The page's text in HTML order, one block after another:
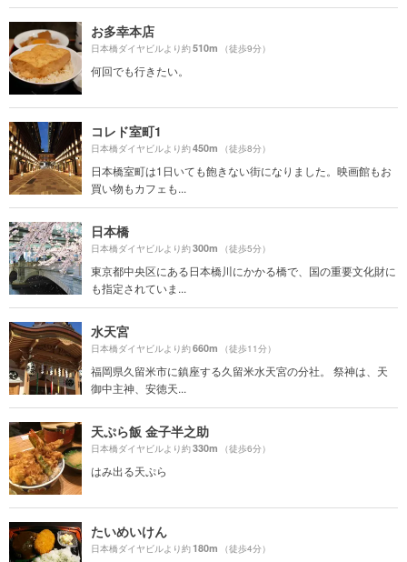
お多幸本店
日本橋ダイヤビルより約510m （徒歩9分）
何回でも行きたい。
コレド室町1
日本橋ダイヤビルより約450m （徒歩8分）
日本橋室町は1日いても飽きない街になりました。映画館もお
買い物もカフェも...
日本橋
日本橋ダイヤビルより約300m （徒歩5分）
東京都中央区にある日本橋川にかかる橋で、国の重要文化財に
も指定されていま...
水天宮
日本橋ダイヤビルより約660m （徒歩11分）
福岡県久留米市に鎮座する久留米水天宮の分社。 祭神は、天
御中主神、安徳天...
天ぷら飯 金子半之助
日本橋ダイヤビルより約330m （徒歩6分）
はみ出る天ぷら
たいめいけん
日本橋ダイヤビルより約180m （徒歩4分）